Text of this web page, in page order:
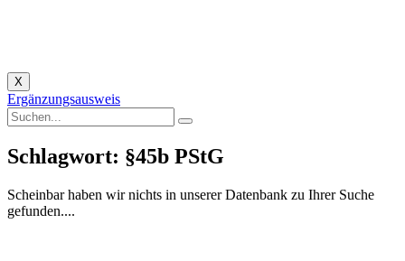
X
Ergänzungsausweis
Schlagwort: §45b PStG
Scheinbar haben wir nichts in unserer Datenbank zu Ihrer Suche
gefunden....